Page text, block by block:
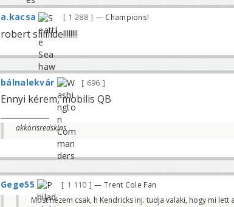
a.kacsa 1 288 — Champions!
robert sliiiiide!!!!!!!!
bálnalekvár 696
Ennyi kérem, mobilis QB
akkorisredskins
Gege55 1 110 — Trent Cole Fan
Most nézem csak, h Kendricks inj. tudja valaki, hogy mi lett